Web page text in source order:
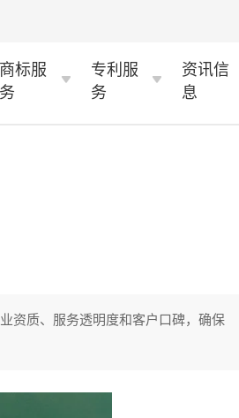
商标服
务
专利服
务
资讯信
息
资质、服务透明度和客户口碑，确保